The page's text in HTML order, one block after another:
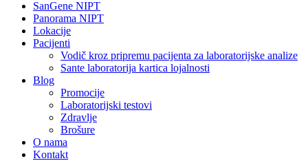
SanGene NIPT
Panorama NIPT
Lokacije
Pacijenti
Vodič kroz pripremu pacijenta za laboratorijske analize
Sante laboratorija kartica lojalnosti
Blog
Promocije
Laboratorijski testovi
Zdravlje
Brošure
O nama
Kontakt